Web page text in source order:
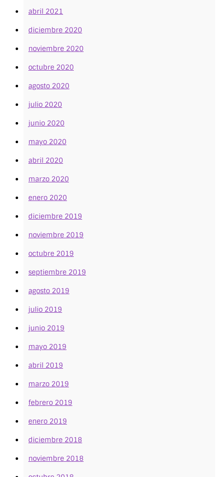
abril 2021
diciembre 2020
noviembre 2020
octubre 2020
agosto 2020
julio 2020
junio 2020
mayo 2020
abril 2020
marzo 2020
enero 2020
diciembre 2019
noviembre 2019
octubre 2019
septiembre 2019
agosto 2019
julio 2019
junio 2019
mayo 2019
abril 2019
marzo 2019
febrero 2019
enero 2019
diciembre 2018
noviembre 2018